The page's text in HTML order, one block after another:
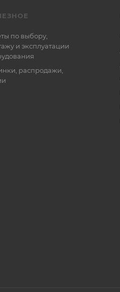
по выбору,
и эксплуатации
распродажи,